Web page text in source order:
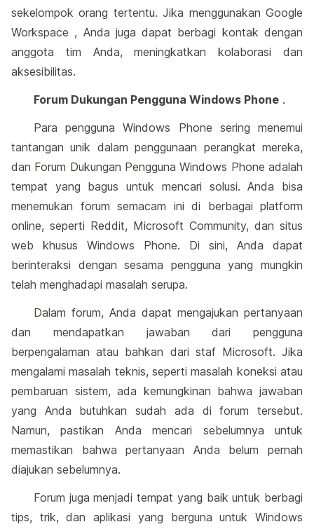
sekelompok orang tertentu. Jika menggunakan Google
Workspace , Anda juga dapat berbagi kontak dengan
anggota tim Anda, meningkatkan kolaborasi dan
aksesibilitas.
Forum Dukungan Pengguna Windows Phone .
Para pengguna Windows Phone sering menemui
tantangan unik dalam penggunaan perangkat mereka,
dan Forum Dukungan Pengguna Windows Phone adalah
tempat yang bagus untuk mencari solusi. Anda bisa
menemukan forum semacam ini di berbagai platform
online, seperti Reddit, Microsoft Community, dan situs
web khusus Windows Phone. Di sini, Anda dapat
berinteraksi dengan sesama pengguna yang mungkin
telah menghadapi masalah serupa.
Dalam forum, Anda dapat mengajukan pertanyaan
dan mendapatkan jawaban dari pengguna
berpengalaman atau bahkan dari staf Microsoft. Jika
mengalami masalah teknis, seperti masalah koneksi atau
pembaruan sistem, ada kemungkinan bahwa jawaban
yang Anda butuhkan sudah ada di forum tersebut.
Namun, pastikan Anda mencari sebelumnya untuk
memastikan bahwa pertanyaan Anda belum pernah
diajukan sebelumnya.
Forum juga menjadi tempat yang baik untuk berbagi
tips, trik, dan aplikasi yang berguna untuk Windows